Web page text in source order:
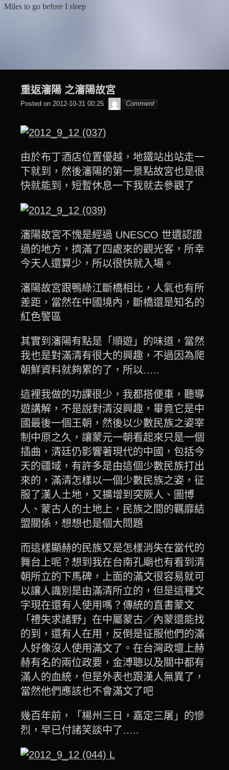
Miles to go before I sleep
重返瀋陽 之瀋陽故宮
Posted on 2012-10-31 00:25 beagle2001_tw
Comment
由於布丁酒店位置優越，地鐵站出站走一
下就到，然後瀋陽的第一景點故宮也是很
快就能到，短暫休息一下我就去參觀了
瀋陽故宮不愧是經過 UNESCO 世遺認證
過的地方，擠滿了四處來的觀光客，所幸
今天人還算少，所以很快就入場。
瀋陽故宮跟鴨綠江斷橋相比，人氣也有所
差距，當然在中國境內，斷橋還是知名的
紅色警區
其實到瀋陽有點是「順遊」的味道，當然
我也是對滿清有很大的興趣，不過因為爬
朝鮮資料就夠累的了，所以…..
這裡我做的功課很少，我都搭便車，聽導
遊講解，不是說對清沒興趣，畢竟它是中
國最後一個王朝，然後以少數民族之姿宰
制中原之久，讓蒙元一朝看起來只是一個
插曲，清廷仍影響著現代的中國，包括今
天的疆域，有許多是由這個少數民族打出
來的，滿清怎樣以一個少數民族之姿，征
服了漢人土地，又擴增到突厥人、圖博
人、蒙古人的土地上，民族之間的羈靡結
盟關係，想想也是個大問題
而這樣顯赫的民族又是怎樣消失在當代的
舞台上呢？想到我在台南孔廟也有看到清
朝所立的下馬碑，上面的滿文很容易就可
以讓人識別是由滿清所立的，但是這種文
字現在還有人使用嗎？傳統的直書蒙文
「禮失求諸野」在中屬蒙古╱內蒙還能找
的到，還有人在用，反倒是征服他們的滿
人好像沒人使用滿文了。在台灣政壇上赫
赫有名的兩位政要，金溥聰以及關中都有
滿人的血統，但是外表也跟漢人無異了，
當然他們應該也不會滿文了吧
幾百年前，「楊州三日，嘉定三屠」的慘
烈，早已付諸笑談中了…..